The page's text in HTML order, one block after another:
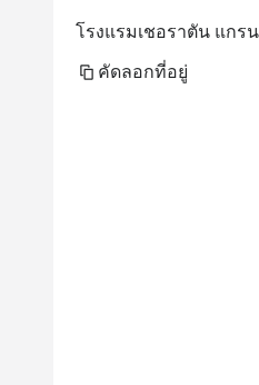
โรงแรมเชอราตัน แกร
คัดลอกที่อยู่